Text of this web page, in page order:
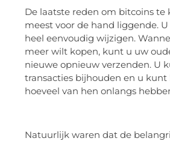
De laatste reden om bitcoins te
meest voor de hand liggende.
heel eenvoudig wijzigen.
meer wilt kopen, kunt u uw
nieuwe opnieuw verzenden. U
transacties bijhouden en u
hoeveel van hen onlangs
Natuurlijk waren dat de